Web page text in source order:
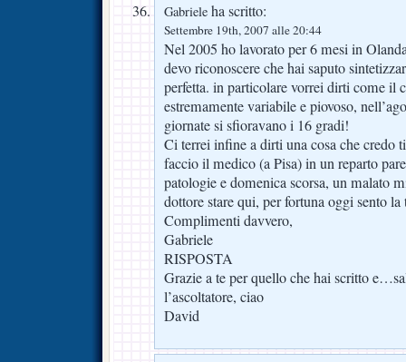
Gabriele ha scritto:
Settembre 19th, 2007 alle 20:44
Nel 2005 ho lavorato per 6 mesi in
devo riconoscere che hai saputo
perfetta. in particolare vorrei dirti come il
estremamente variabile e piovoso,
giornate si sfioravano i 16 gradi!
Ci terrei infine a dirti una cosa che credo
faccio il medico (a Pisa) in un reparto
patologie e domenica scorsa, un malato
dottore stare qui, per fortuna oggi sento la
Complimenti davvero,
Gabriele
RISPOSTA
Grazie a te per quello che hai scritto
l’ascoltatore, ciao
David